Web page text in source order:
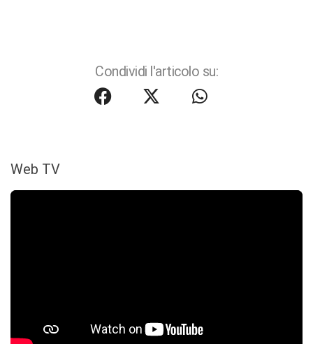
Condividi l'articolo su:
Web TV